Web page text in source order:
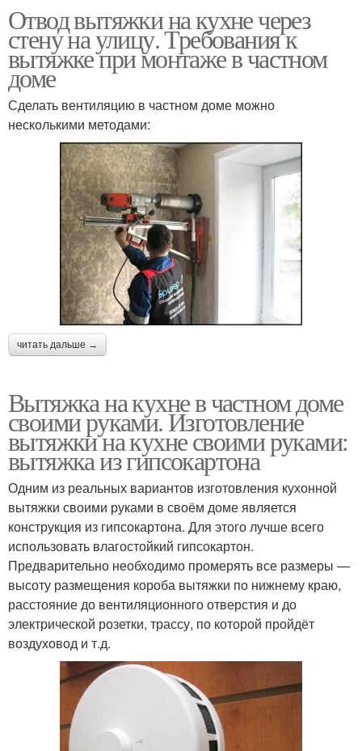
Отвод вытяжки на кухне через
стену на улицу. Требования к
вытяжке при монтаже в частном
доме
Сделать вентиляцию в частном доме можно
несколькими методами:
читать дальше →
Вытяжка на кухне в частном доме
своими руками. Изготовление
вытяжки на кухне своими руками:
вытяжка из гипсокартона
Одним из реальных вариантов изготовления кухонной
вытяжки своими руками в своём доме является
конструкция из гипсокартона. Для этого лучше всего
использовать влагостойкий гипсокартон.
Предварительно необходимо промерять все размеры —
высоту размещения короба вытяжки по нижнему краю,
расстояние до вентиляционного отверстия и до
электрической розетки, трассу, по которой пройдёт
воздуховод и т.д.